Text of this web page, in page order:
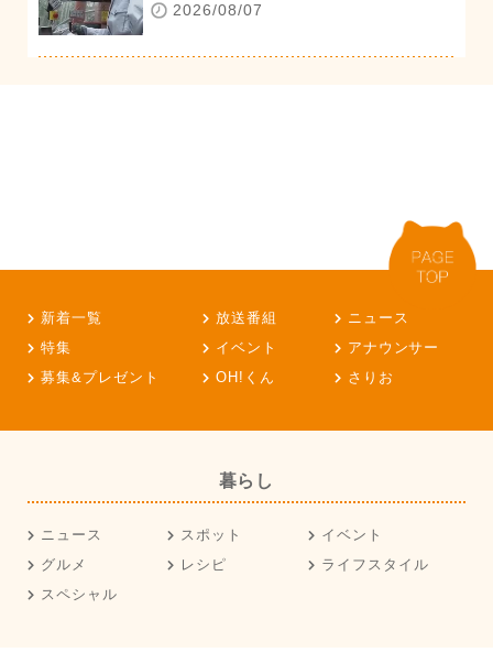
2026/08/07
新着一覧 放送番組
ニュース
特集
イベント
アナウンサー
募集&プレゼント
OH!くん さりお
暮らし
ニュース スポット
イベント
グルメ
レシピ
ライフスタイル
スペシャル